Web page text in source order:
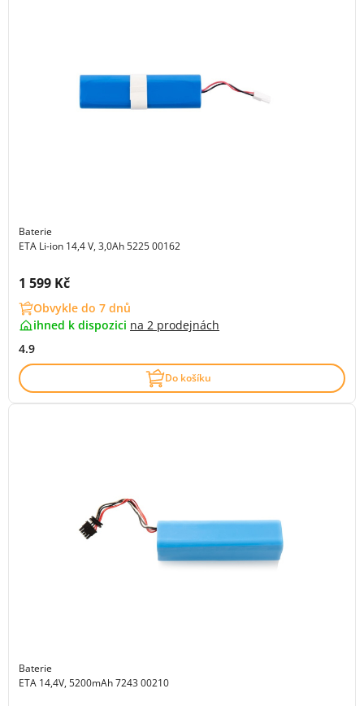
Baterie
ETA Li-ion 14,4 V, 3,0Ah 5225 00162
Cena s DPH:
1 599 Kč
Obvykle do 7 dnů
ihned k dispozici na 2 prodejnách
4.9
Do košíku
Baterie
ETA 14,4V, 5200mAh 7243 00210